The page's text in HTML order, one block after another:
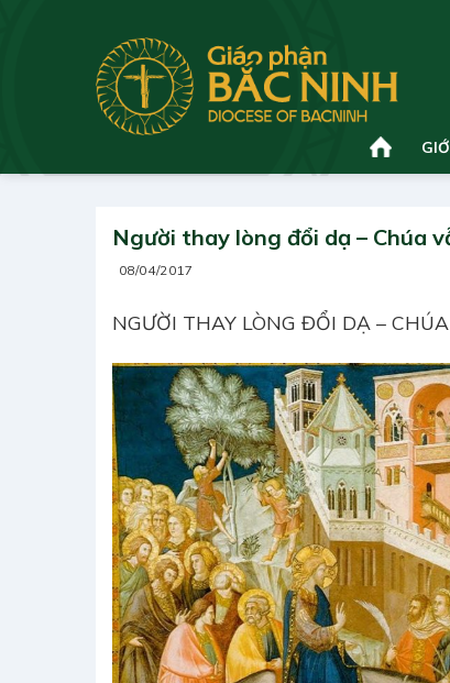
Người thay lòng đổi dạ – Chúa
08/04/2017
NGƯỜI THAY LÒNG ĐỔI DẠ –